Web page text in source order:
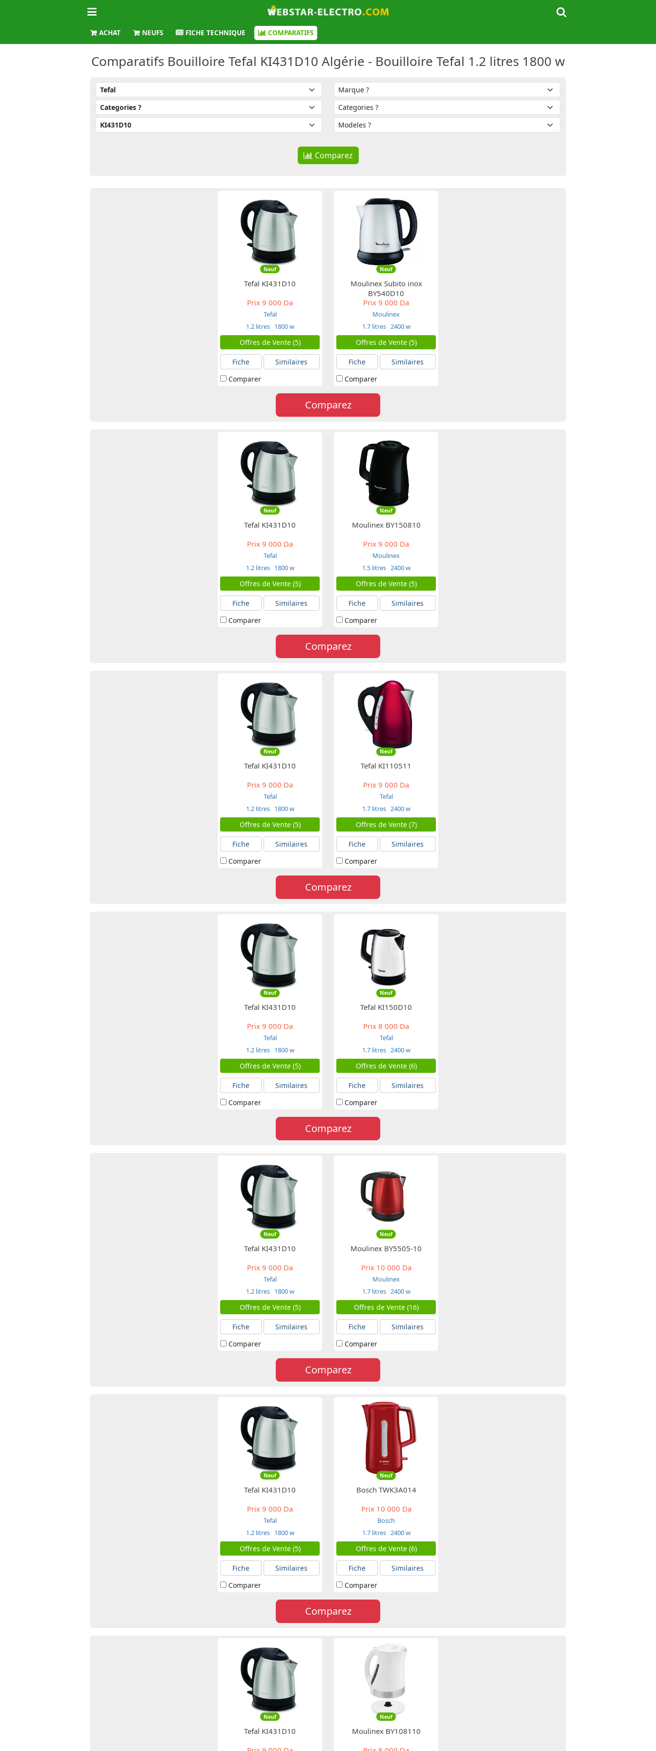
ACHAT NEUFS FICHE TECHNIQUE COMPARATIFS
Comparatifs Bouilloire Tefal KI431D10 Algérie - Bouilloire Tefal 1.2 litres 1800 w
Comparez
Neuf
Tefal KI431D10
Prix 9 000 Da
Tefal
1.2 litres 1800 w
Offres de Vente (5)
Fiche
Similaires
Comparer
Neuf
Moulinex Subito inox
BY540D10
Prix 9 000 Da
Moulinex
1.7 litres 2400 w
Offres de Vente (5)
Fiche
Similaires
Comparer
Comparez
Neuf
Tefal KI431D10
Prix 9 000 Da
Tefal
1.2 litres 1800 w
Offres de Vente (5)
Fiche
Similaires
Comparer
Neuf
Moulinex BY150810
Prix 9 000 Da
Moulinex
1.5 litres 2400 w
Offres de Vente (5)
Fiche
Similaires
Comparer
Comparez
Neuf
Tefal KI431D10
Prix 9 000 Da
Tefal
1.2 litres 1800 w
Offres de Vente (5)
Fiche
Similaires
Comparer
Neuf
Tefal KI110511
Prix 9 000 Da
Tefal
1.7 litres 2400 w
Offres de Vente (7)
Fiche
Similaires
Comparer
Comparez
Neuf
Tefal KI431D10
Prix 9 000 Da
Tefal
1.2 litres 1800 w
Offres de Vente (5)
Fiche
Similaires
Comparer
Neuf
Tefal KI150D10
Prix 8 000 Da
Tefal
1.7 litres 2400 w
Offres de Vente (6)
Fiche
Similaires
Comparer
Comparez
Neuf
Tefal KI431D10
Prix 9 000 Da
Tefal
1.2 litres 1800 w
Offres de Vente (5)
Fiche
Similaires
Comparer
Neuf
Moulinex BY5505-10
Prix10 000 Da
Moulinex
1.7 litres 2400 w
Offres de Vente (16)
Fiche
Similaires
Comparer
Comparez
Neuf
Tefal KI431D10
Prix 9 000 Da
Tefal
1.2 litres 1800 w
Offres de Vente (5)
Fiche
Similaires
Comparer
Neuf
Bosch TWK3A014
Prix10 000 Da
Bosch
1.7 litres 2400 w
Offres de Vente (6)
Fiche
Similaires
Comparer
Comparez
Neuf
Tefal KI431D10
Neuf
Moulinex BY108110